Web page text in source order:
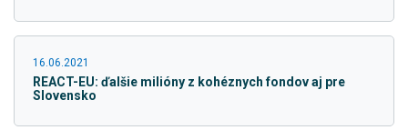
16.06.2021
REACT-EU: ďalšie milióny z kohéznych fondov aj pre
Slovensko